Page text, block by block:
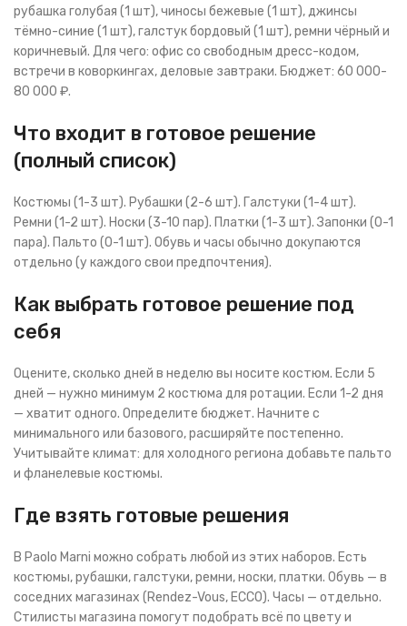
рубашка голубая (1 шт), чиносы бежевые (1 шт), джинсы
тёмно-синие (1 шт), галстук бордовый (1 шт), ремни чёрный и
коричневый. Для чего: офис со свободным дресс-кодом,
встречи в коворкингах, деловые завтраки. Бюджет: 60 000-
80 000 ₽.
Что входит в готовое решение
(полный список)
Костюмы (1-3 шт). Рубашки (2-6 шт). Галстуки (1-4 шт).
Ремни (1-2 шт). Носки (3-10 пар). Платки (1-3 шт). Запонки (0-1
пара). Пальто (0-1 шт). Обувь и часы обычно докупаются
отдельно (у каждого свои предпочтения).
Как выбрать готовое решение под
себя
Оцените, сколько дней в неделю вы носите костюм. Если 5
дней — нужно минимум 2 костюма для ротации. Если 1-2 дня
— хватит одного. Определите бюджет. Начните с
минимального или базового, расширяйте постепенно.
Учитывайте климат: для холодного региона добавьте пальто
и фланелевые костюмы.
Где взять готовые решения
В Paolo Marni можно собрать любой из этих наборов. Есть
костюмы, рубашки, галстуки, ремни, носки, платки. Обувь — в
соседних магазинах (Rendez-Vous, ECCO). Часы — отдельно.
Стилисты магазина помогут подобрать всё по цвету и